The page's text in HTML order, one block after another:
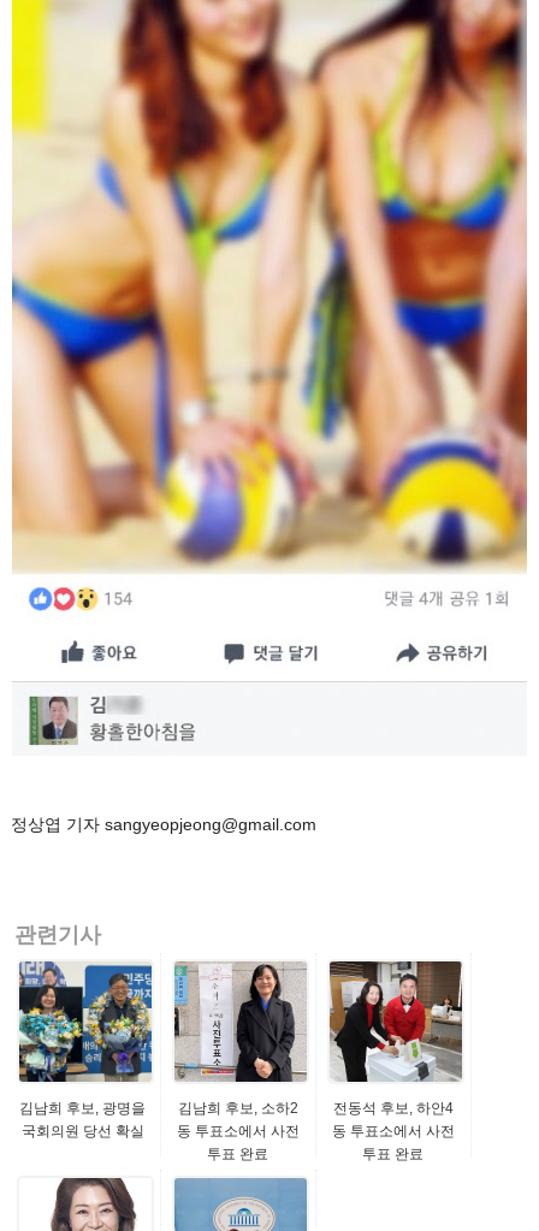
정상엽 기자 sangyeopjeong@gmail.com
관련기사
김남희 후보, 광명을
국회의원 당선 확실
김남희 후보, 소하2
동 투표소에서 사전
투표 완료
전동석 후보, 하안4
동 투표소에서 사전
투표 완료